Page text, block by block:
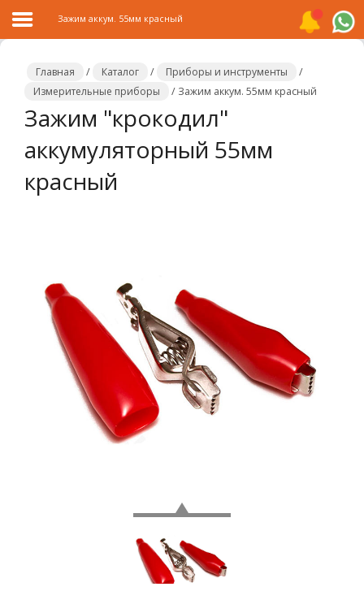
Главная
Каталог
Распродажа
Сотрудничество
Новости
Зажим аккум. 55мм красный
Главная / Каталог / Приборы и инструменты
/
Измерительные приборы
/ Зажим аккум. 55мм красный
Зажим "крокодил"
аккумуляторный 55мм
красный